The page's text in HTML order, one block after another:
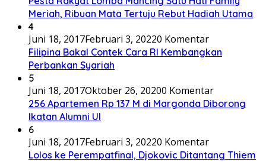
Meriah, Ribuan Mata Tertuju Rebut Hadiah Utama
4
Juni 18, 2017Februari 3, 20220 Komentar
Filipina Bakal Contek Cara RI Kembangkan
Perbankan Syariah
5
Juni 18, 2017Oktober 26, 20200 Komentar
256 Apartemen Rp 137 M di Margonda Diborong
Ikatan Alumni UI
6
Juni 18, 2017Februari 3, 20220 Komentar
Lolos ke Perempatfinal, Djokovic Ditantang Thiem